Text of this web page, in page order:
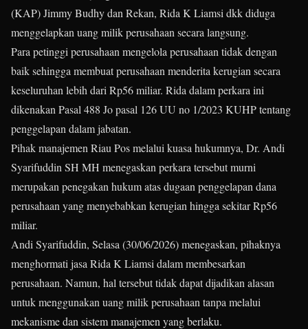
(KAP) Jimmy Budhy dan Rekan, Rida K Liamsi dkk diduga
menggelapkan uang milik perusahaan secara langsung.
Para petinggi perusahaan mengelola perusahaan tidak dengan
baik sehingga membuat perusahaan menderita kerugian secara
keseluruhan lebih dari Rp56 miliar. Rida dalam perkara ini
dikenakan Pasal 488 Jo pasal 126 UU no 1/2023 KUHP tentang
penggelapan dalam jabatan.
Pihak manajemen Riau Pos melalui kuasa hukumnya, Dr. Andi
Syarifuddin SH MH menegaskan perkara tersebut murni
merupakan penegakan hukum atas dugaan penggelapan dana
perusahaan yang menyebabkan kerugian hingga sekitar Rp56
miliar.
Andi Syarifuddin, Selasa (30/06/2026) menegaskan, pihaknya
menghormati jasa Rida K Liamsi dalam membesarkan
perusahaan. Namun, hal tersebut tidak dapat dijadikan alasan
untuk menggunakan uang milik perusahaan tanpa melalui
mekanisme dan sistem manajemen yang berlaku.